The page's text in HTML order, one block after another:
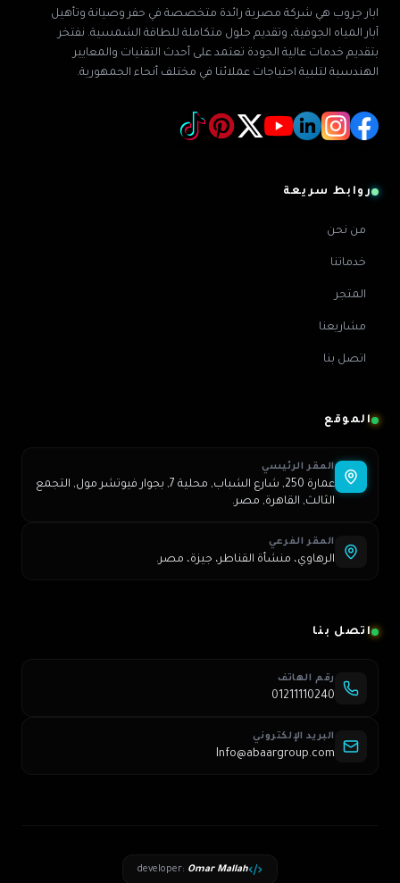
ابار جروب هي شركة مصرية رائدة متخصصة في حفر وصيانة وتأهيل
آبار المياه الجوفية، وتقديم حلول متكاملة للطاقة الشمسية. نفتخر
بتقديم خدمات عالية الجودة تعتمد على أحدث التقنيات والمعايير
الهندسية لتلبية احتياجات عملائنا في مختلف أنحاء الجمهورية.
روابط سريعة
من نحن
خدماتنا
المتجر
مشاريعنا
اتصل بنا
الموقع
المقر الرئيسي
عمارة 250, شارع الشباب, محلية 7, بجوار فيوتشر مول, التجمع
الثالث, القاهرة, مصر.
المقر الفرعي
الرهاوي، منشأة القناطر، جيزة، مصر.
اتصل بنا
رقم الهاتف
01211110240
البريد الإلكتروني
Info@abaargroup.com
developer: Omar Mallah